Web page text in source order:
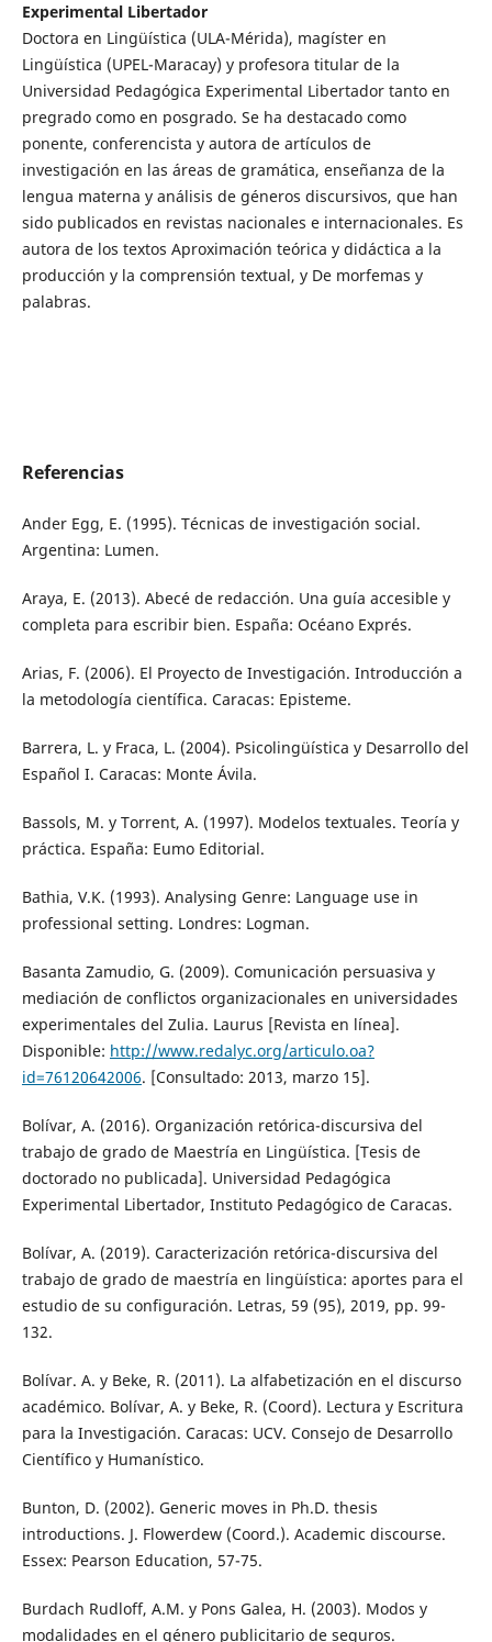
Experimental Libertador
Doctora en Lingüística (ULA-Mérida), magíster en
Lingüística (UPEL-Maracay) y profesora titular de la
Universidad Pedagógica Experimental Libertador tanto en
pregrado como en posgrado. Se ha destacado como
ponente, conferencista y autora de artículos de
investigación en las áreas de gramática, enseñanza de la
lengua materna y análisis de géneros discursivos, que han
sido publicados en revistas nacionales e internacionales. Es
autora de los textos Aproximación teórica y didáctica a la
producción y la comprensión textual, y De morfemas y
palabras.
Referencias
Ander Egg, E. (1995). Técnicas de investigación social.
Argentina: Lumen.
Araya, E. (2013). Abecé de redacción. Una guía accesible y
completa para escribir bien. España: Océano Exprés.
Arias, F. (2006). El Proyecto de Investigación. Introducción a
la metodología científica. Caracas: Episteme.
Barrera, L. y Fraca, L. (2004). Psicolingüística y Desarrollo del
Español I. Caracas: Monte Ávila.
Bassols, M. y Torrent, A. (1997). Modelos textuales. Teoría y
práctica. España: Eumo Editorial.
Bathia, V.K. (1993). Analysing Genre: Language use in
professional setting. Londres: Logman.
Basanta Zamudio, G. (2009). Comunicación persuasiva y
mediación de conflictos organizacionales en universidades
experimentales del Zulia. Laurus [Revista en línea].
Disponible: http://www.redalyc.org/articulo.oa?
id=76120642006. [Consultado: 2013, marzo 15].
Bolívar, A. (2016). Organización retórica-discursiva del
trabajo de grado de Maestría en Lingüística. [Tesis de
doctorado no publicada]. Universidad Pedagógica
Experimental Libertador, Instituto Pedagógico de Caracas.
Bolívar, A. (2019). Caracterización retórica-discursiva del
trabajo de grado de maestría en lingüística: aportes para el
estudio de su configuración. Letras, 59 (95), 2019, pp. 99-
132.
Bolívar. A. y Beke, R. (2011). La alfabetización en el discurso
académico. Bolívar, A. y Beke, R. (Coord). Lectura y Escritura
para la Investigación. Caracas: UCV. Consejo de Desarrollo
Científico y Humanístico.
Bunton, D. (2002). Generic moves in Ph.D. thesis
introductions. J. Flowerdew (Coord.). Academic discourse.
Essex: Pearson Education, 57-75.
Burdach Rudloff, A.M. y Pons Galea, H. (2003). Modos y
modalidades en el género publicitario de seguros.